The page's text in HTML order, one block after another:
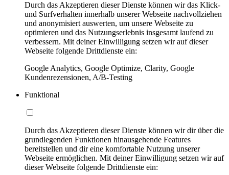
Durch das Akzeptieren dieser Dienste können wir das Klick-
und Surfverhalten innerhalb unserer Webseite nachvollziehen
und anonymisiert auswerten, um unsere Webseite zu
optimieren und das Nutzungserlebnis insgesamt laufend zu
verbessern. Mit deiner Einwilligung setzen wir auf dieser
Webseite folgende Drittdienste ein:
Google Analytics, Google Optimize, Clarity, Google
Kundenrezensionen, A/B-Testing
Funktional
Durch das Akzeptieren dieser Dienste können wir dir über die
grundlegenden Funktionen hinausgehende Features
bereitstellen und dir eine komfortable Nutzung unserer
Webseite ermöglichen. Mit deiner Einwilligung setzen wir auf
dieser Webseite folgende Drittdienste ein: